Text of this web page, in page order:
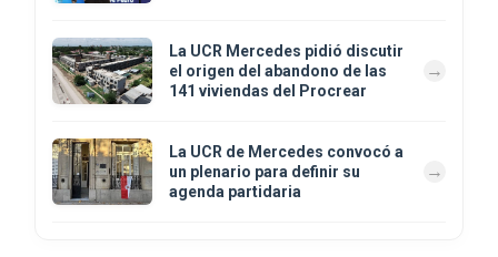
La UCR Mercedes pidió discutir
el origen del abandono de las
141 viviendas del Procrear
La UCR de Mercedes convocó a
un plenario para definir su
agenda partidaria